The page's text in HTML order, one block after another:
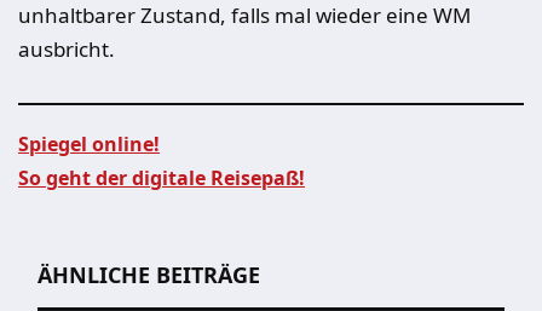
unhaltbarer Zustand, falls mal wieder eine WM
ausbricht.
Spiegel online!
So geht der digitale Reisepaß!
ÄHNLICHE BEITRÄGE